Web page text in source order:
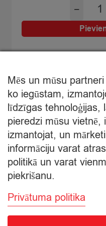
was:
€2,09.
€1,49.
−
Mans pasūtījums
Grozā nav produktu
Mēs un mūsu
ko iegūstam,
līdzīgas tehnoloģijas,
pieredzi mūsu vietnē,
izmantojat, un
informāciju varat
politikā un varat
piekrišanu.
Privātuma politika